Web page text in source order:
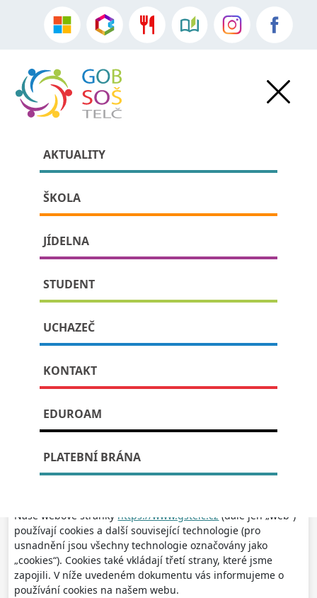
AKTUALITY
ŠKOLA
JÍDELNA
STUDENT
UCHAZEČ
KONTAKT
EDUROAM
PLATEBNÍ BRÁNA
» Zásady cookies (EU)
Zásady cookies (EU)
Publikováno: 14. října, 2025
Tyto Zásady cookies byly naposledy aktualizovány 14. 10. 2025
hospodářském prostoru.
Naše webové stránky https://www.gstelc.cz (dále jen „web“)
používají cookies a další související technologie (pro
usnadnění jsou všechny technologie označovány jako
„cookies“). Cookies také vkládají třetí strany, které jsme
zapojili. V níže uvedeném dokumentu vás informujeme o
používání cookies na našem webu.